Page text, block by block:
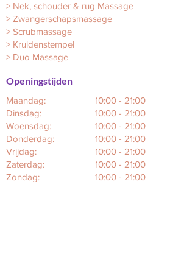
> Nek, schouder & rug Massage
> Zwangerschapsmassage
> Scrubmassage
> Kruidenstempel
> Duo Massage
Openingstijden
Maandag:
Dinsdag:
Woensdag:
Donderdag:
Vrijdag:
Zaterdag:
Zondag:
10:00 - 21:00
10:00 - 21:00
10:00 - 21:00
10:00 - 21:00
10:00 - 21:00
10:00 - 21:00
10:00 - 21:00